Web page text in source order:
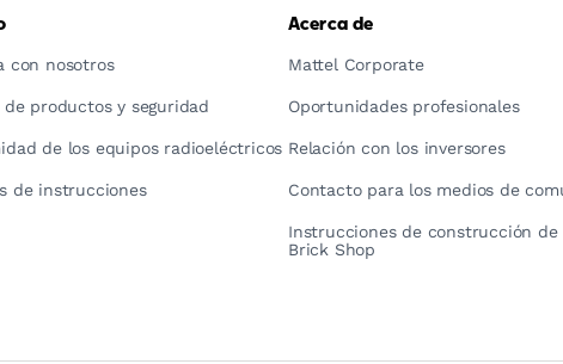
con nosotros
de productos y seguridad
de los equipos radioeléctricos
de instrucciones
Acerca de
Mattel Corporate
Oportunidades profesionales
Relación con los inversores
Contacto para los medios de
Instrucciones de construcción de
Brick Shop